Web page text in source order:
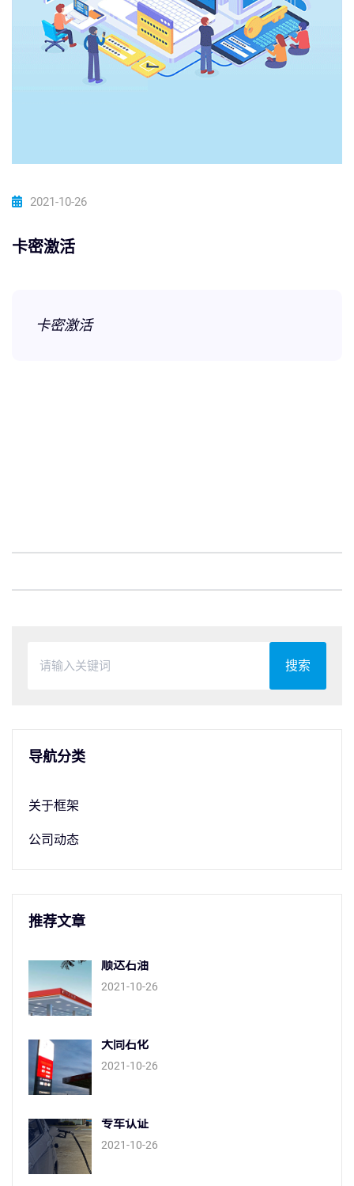
2021-10-26
卡密激活
卡密激活
搜索
导航分类
关于框架
公司动态
推荐文章
顺达石油
2021-10-26
大同石化
2021-10-26
专车认证
2021-10-26